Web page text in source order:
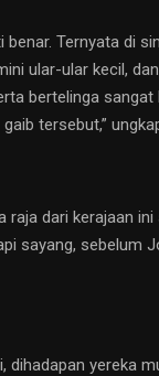
benar. Ternyata di
ular-ular kecil,
bertelinga
tersebut,”
raja dari kerajaan
sayang, sebelum
dihadapan yereka